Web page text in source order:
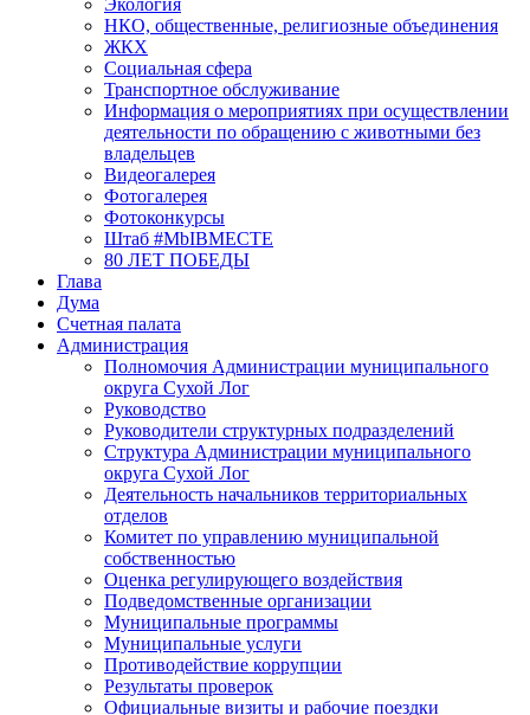
Экология
НКО, общественные, религиозные объединения
ЖКХ
Социальная сфера
Транспортное обслуживание
Информация о мероприятиях при осуществлении
деятельности по обращению с животными без
владельцев
Видеогалерея
Фотогалерея
Фотоконкурсы
Штаб #MbIBMECTE
80 ЛЕТ ПОБЕДЫ
Глава
Дума
Счетная палата
Администрация
Полномочия Администрации муниципального
округа Сухой Лог
Руководство
Руководители структурных подразделений
Структура Администрации муниципального
округа Сухой Лог
Деятельность начальников территориальных
отделов
Комитет по управлению муниципальной
собственностью
Оценка регулирующего воздействия
Подведомственные организации
Муниципальные программы
Муниципальные услуги
Противодействие коррупции
Результаты проверок
Официальные визиты и рабочие поездки